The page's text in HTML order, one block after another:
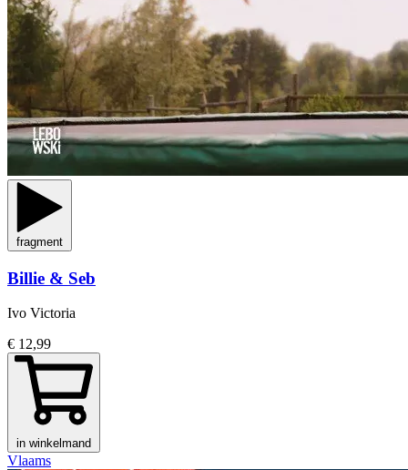
fragment
Billie & Seb
Ivo Victoria
€ 12,99
in winkelmand
Vlaams